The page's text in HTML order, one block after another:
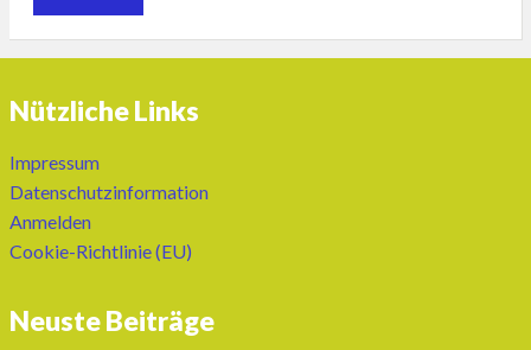
Nützliche Links
Impressum
Datenschutzinformation
Anmelden
Cookie-Richtlinie (EU)
Neuste Beiträge